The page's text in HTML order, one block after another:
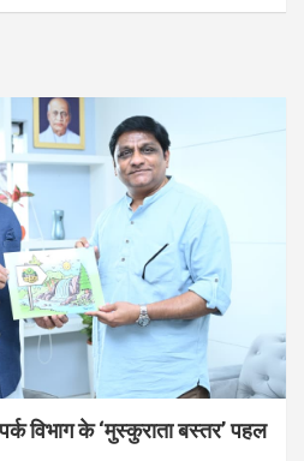
विभाग के ‘मुस्कुराता बस्तर’ पहल